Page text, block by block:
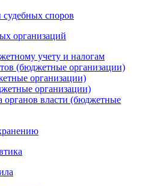
споров
организаций
учету и налогам
(бюджетные организации)
организации)
организации)
органов власти (бюджетные